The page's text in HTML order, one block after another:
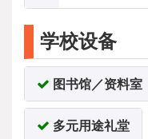
学校设备
图书馆／资料室
多元用途礼堂